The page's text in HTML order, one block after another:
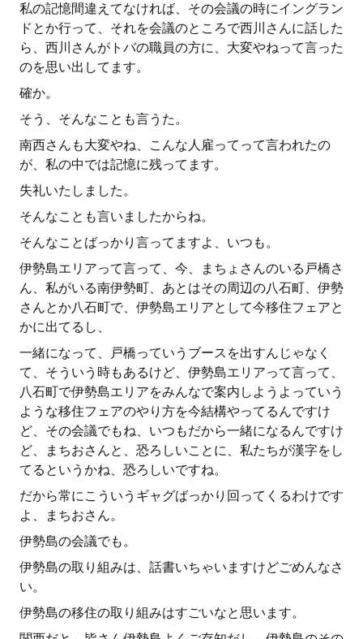
私の記憶間違えてなければ、その会議の時にイングラン
ドとか行って、それを会議のところで西川さんに話した
ら、西川さんがトバの職員の方に、大変やねって言った
のを思い出してます。
確か。
そう、そんなことも言うた。
南西さんも大変やね、こんな人雇ってって言われたの
が、私の中では記憶に残ってます。
失礼いたしました。
そんなことも言いましたからね。
そんなことばっかり言ってますよ、いつも。
伊勢島エリアって言って、今、まちょさんのいる戸橋さ
ん、私がいる南伊勢町、あとはその周辺の八石町、伊勢
さんとか八石町で、伊勢島エリアとして今移住フェアと
かに出てるし、
一緒になって、戸橋っていうブースを出すんじゃなく
て、そういう時もあるけど、伊勢島エリアって言って、
八石町で伊勢島エリアをみんなで案内しようよっていう
ような移住フェアのやり方を今結構やってるんですけ
ど、その会議でもね、いつもだから一緒になるんですけ
ど、まちおさんと、恐ろしいことに、私たちが漢字をし
てるというかね、恐ろしいですね。
だから常にこういうギャグばっかり回ってくるわけです
よ、まちおさん。
伊勢島の会議でも。
伊勢島の取り組みは、話書いちゃいますけどごめんなさ
い。
伊勢島の移住の取り組みはすごいなと思います。